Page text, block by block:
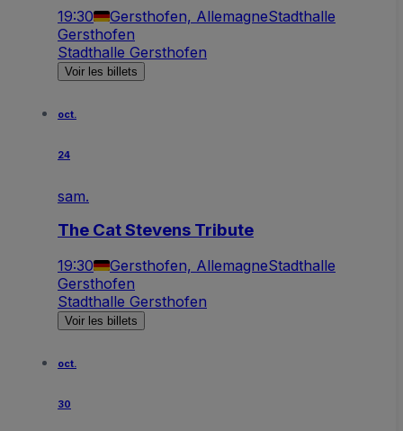
19:30 Gersthofen, AllemagneStadthalle
Gersthofen
Stadthalle Gersthofen
Voir les billets
oct.
24
sam.
The Cat Stevens Tribute
19:30 Gersthofen, AllemagneStadthalle
Gersthofen
Stadthalle Gersthofen
Voir les billets
oct.
30